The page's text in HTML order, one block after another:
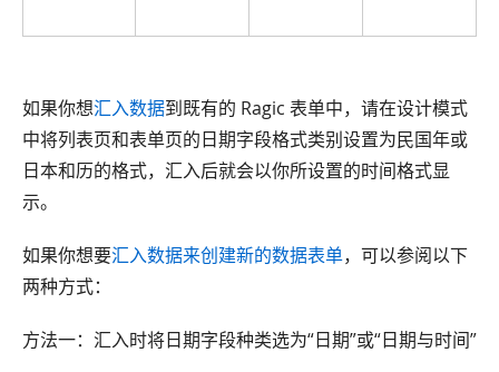
如果你想汇入数据到既有的 Ragic 表单中，请在设计模式
中将列表页和表单页的日期字段格式类别设置为民国年或
日本和历的格式，汇入后就会以你所设置的时间格式显
示。
如果你想要汇入数据来创建新的数据表单，可以参阅以下
两种方式：
方法一：汇入时将日期字段种类选为“日期”或“日期与时间”